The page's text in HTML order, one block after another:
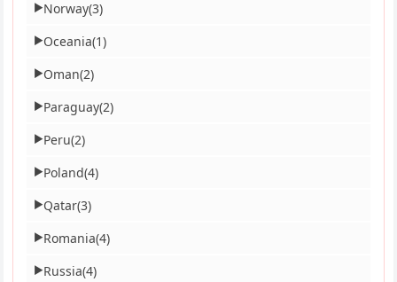
▶Norway(3)
▶Oceania(1)
▶Oman(2)
▶Paraguay(2)
▶Peru(2)
▶Poland(4)
▶Qatar(3)
▶Romania(4)
▶Russia(4)